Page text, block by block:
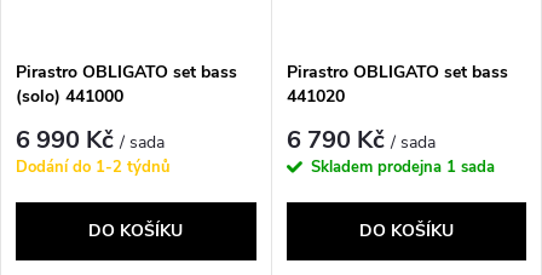
Pirastro OBLIGATO set bass
(solo) 441000
6 990 Kč/ sada
Dodání do 1-2 týdnů
DO KOŠÍKU
Pirastro OBLIGATO set bass
441020
6 790 Kč/ sada
Skladem prodejna 1 sada
DO KOŠÍKU